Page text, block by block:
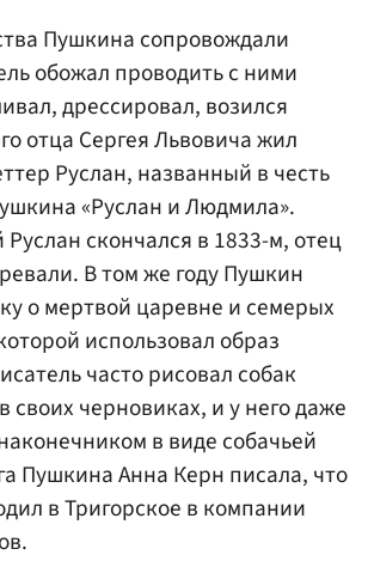
Пушкина сопровождали
обожал проводить с ними
дрессировал, возился
отца Сергея Львовича жил
Руслан, названный в честь
«Руслан и Людмила».
скончался в 1833-м, отец
В том же году Пушкин
о мертвой царевне и семерых
использовал образ
часто рисовал собак
своих черновиках, и у него даже
в виде собачьей
Пушкина Анна Керн писала, что
в Тригорское в компании